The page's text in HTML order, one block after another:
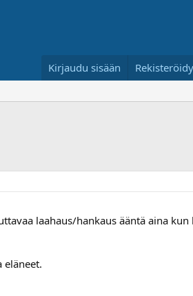
Kirjaudu sisään Rekisteröidy
laahaus/hankaus ääntä aina kun